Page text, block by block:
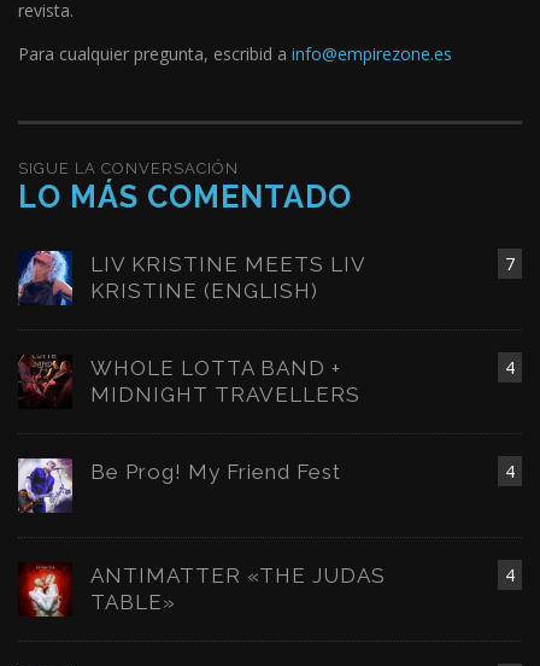
revista.
Para cualquier pregunta, escribid a info@empirezone.es
SIGUE LA CONVERSACIÓN
LO MÁS COMENTADO
7
LIV KRISTINE MEETS LIV
KRISTINE (ENGLISH)
4
WHOLE LOTTA BAND +
MIDNIGHT TRAVELLERS
4
Be Prog! My Friend Fest
4
ANTIMATTER «THE JUDAS
TABLE»